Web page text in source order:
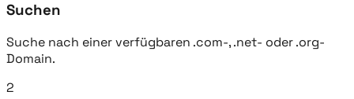
Suchen
Suche nach einer verfügbaren .com-, .net- oder .org-
Domain.
2